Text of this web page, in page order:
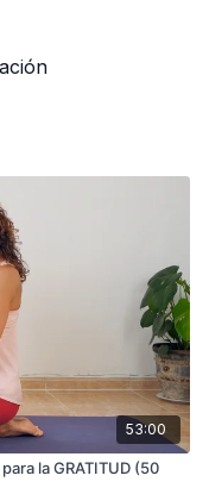
relajo el cuerpo,
momento."- Thich
53:00
la GRATITUD (50